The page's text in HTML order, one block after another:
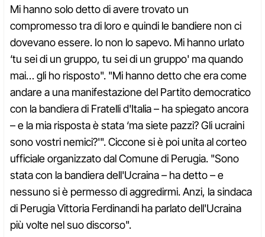
Mi hanno solo detto di avere trovato un
compromesso tra di loro e quindi le bandiere non ci
dovevano essere. Io non lo sapevo. Mi hanno urlato
‘tu sei di un gruppo, tu sei di un gruppo' ma quando
mai… gli ho risposto". "Mi hanno detto che era come
andare a una manifestazione del Partito democratico
con la bandiera di Fratelli d'Italia – ha spiegato ancora
– e la mia risposta è stata ‘ma siete pazzi? Gli ucraini
sono vostri nemici?'". Ciccone si è poi unita al corteo
ufficiale organizzato dal Comune di Perugia. "Sono
stata con la bandiera dell'Ucraina – ha detto – e
nessuno si è permesso di aggredirmi. Anzi, la sindaca
di Perugia Vittoria Ferdinandi ha parlato dell'Ucraina
più volte nel suo discorso".